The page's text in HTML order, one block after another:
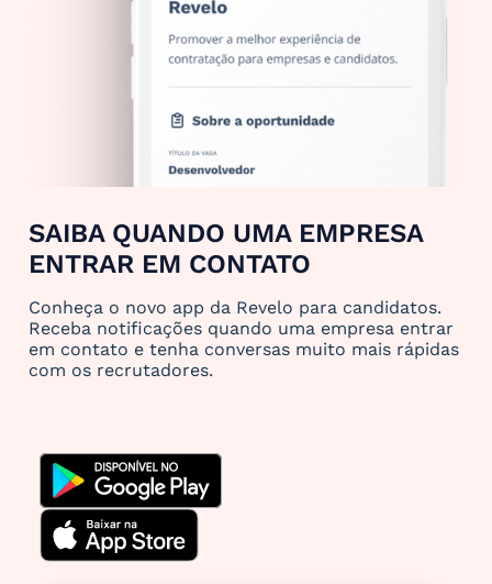
SAIBA QUANDO UMA EMPRESA
ENTRAR EM CONTATO
Conheça o novo app da Revelo para candidatos.
Receba notificações quando uma empresa entrar
em contato e tenha conversas muito mais rápidas
com os recrutadores.